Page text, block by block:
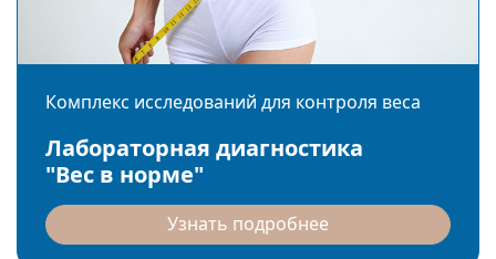
Комплекс исследований для контроля веса
Лабораторная диагностика
"Вес в норме"
Узнать подробнее